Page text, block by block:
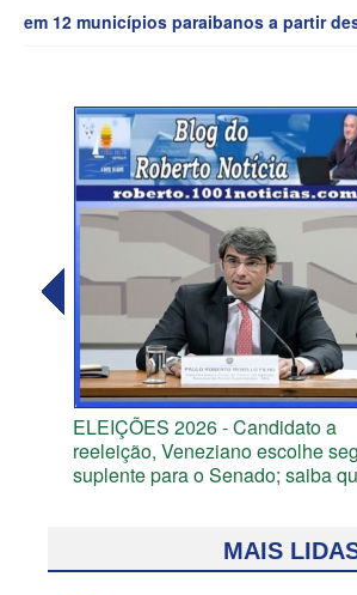
em 12 municípios paraibanos a partir
ELEIÇÕES 2026 - Candidato a
reeleição, Veneziano escolhe
suplente para o Senado; saiba
MAIS